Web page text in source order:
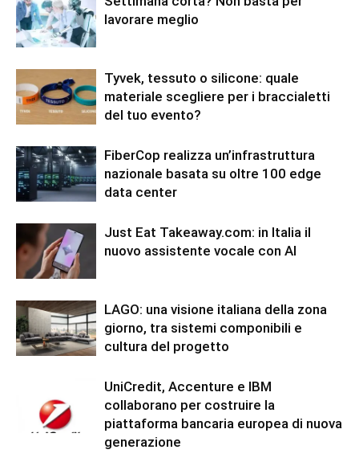
lavorare meglio
Tyvek, tessuto o silicone: quale
materiale scegliere per i braccialetti
del tuo evento?
FiberCop realizza un’infrastruttura
nazionale basata su oltre 100 edge
data center
Just Eat Takeaway.com: in Italia il
nuovo assistente vocale con AI
LAGO: una visione italiana della zona
giorno, tra sistemi componibili e
cultura del progetto
UniCredit, Accenture e IBM
collaborano per costruire la
piattaforma bancaria europea di nuova
generazione